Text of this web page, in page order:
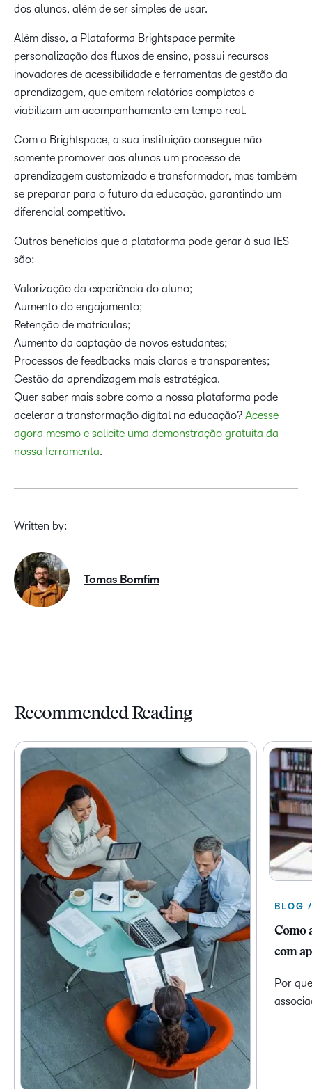
dos alunos, além de ser simples de usar.
Além disso, a Plataforma Brightspace permite
personalização dos fluxos de ensino, possui recursos
inovadores de acessibilidade e ferramentas de gestão da
aprendizagem, que emitem relatórios completos e
viabilizam um acompanhamento em tempo real.
Com a Brightspace, a sua instituição consegue não
somente promover aos alunos um processo de
aprendizagem customizado e transformador, mas também
se preparar para o futuro da educação, garantindo um
diferencial competitivo.
Outros benefícios que a plataforma pode gerar à sua IES
são:
Valorização da experiência do aluno;
Aumento do engajamento;
Retenção de matrículas;
Aumento da captação de novos estudantes;
Processos de feedbacks mais claros e transparentes;
Gestão da aprendizagem mais estratégica.
Quer saber mais sobre como a nossa plataforma pode
acelerar a transformação digital na educação? Acesse
agora mesmo e solicite uma demonstração gratuita da
nossa ferramenta.
Written by:
Tomas Bomfim
Recommended Reading
BLOG
Como
com
Por